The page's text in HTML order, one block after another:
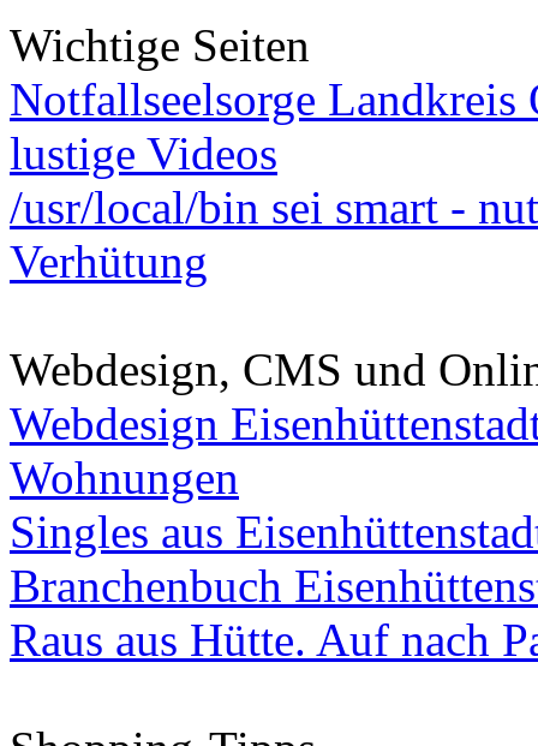
Wichtige Seiten
Notfallseelsorge Landkreis
lustige Videos
/usr/local/bin sei smart -
Verhütung
Webdesign, CMS und
Webdesign
Wohnungen
Singles aus
Branchenbuch
Raus aus Hütte. Auf nach